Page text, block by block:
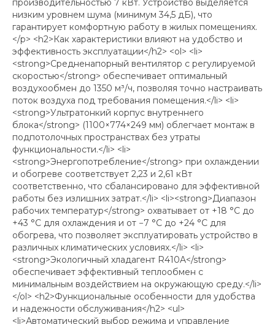
производительностью 7 кВт. Устройство выделяется
низким уровнем шума (минимум 34,5 дБ), что
гарантирует комфортную работу в жилых помещениях.
</p> <h2>Как характеристики влияют на удобство и
эффективность эксплуатации</h2> <ol> <li>
<strong>Средненапорный вентилятор с регулируемой
скоростью</strong> обеспечивает оптимальный
воздухообмен до 1350 м³/ч, позволяя точно настраивать
поток воздуха под требования помещения.</li> <li>
<strong>Ультратонкий корпус внутреннего
блока</strong> (1100×774×249 мм) облегчает монтаж в
подпотолочных пространствах без утраты
функциональности.</li> <li>
<strong>Энергопотребление</strong> при охлаждении
и обогреве соответствует 2,23 и 2,61 кВт
соответственно, что сбалансировано для эффективной
работы без излишних затрат.</li> <li><strong>Диапазон
рабочих температур</strong> охватывает от +18 °C до
+43 °C для охлаждения и от −7 °C до +24 °C для
обогрева, что позволяет эксплуатировать устройство в
различных климатических условиях.</li> <li>
<strong>Экологичный хладагент R410A</strong>
обеспечивает эффективный теплообмен с
минимальным воздействием на окружающую среду.</li>
</ol> <h2>Функциональные особенности для удобства
и надежности обслуживания</h2> <ul>
<li>Автоматический выбор режима и управление